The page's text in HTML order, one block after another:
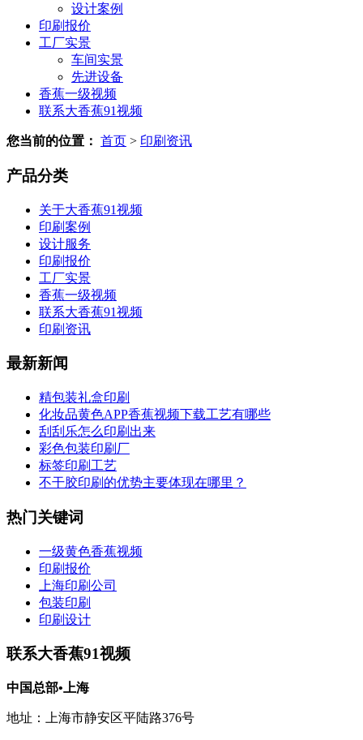
设计案例
印刷报价
工厂实景
车间实景
先进设备
香蕉一级视频
联系大香蕉91视频
您当前的位置： 首页 > 印刷资讯
产品分类
关于大香蕉91视频
印刷案例
设计服务
印刷报价
工厂实景
香蕉一级视频
联系大香蕉91视频
印刷资讯
最新新闻
精包装礼盒印刷
化妆品黄色APP香蕉视频下载工艺有哪些
刮刮乐怎么印刷出来
彩色包装印刷厂
标签印刷工艺
不干胶印刷的优势主要体现在哪里？
热门关键词
一级黄色香蕉视频
印刷报价
上海印刷公司
包装印刷
印刷设计
联系大香蕉91视频
中国总部•上海
地址：上海市静安区平陆路376号